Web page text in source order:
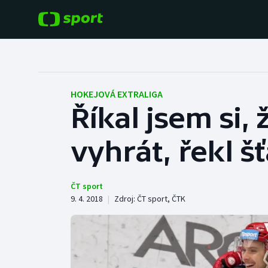
Hokej
Tenis
Cyklistika
Baseball a softbal
Basketbal
Boby a skeleton
Box
HOKEJOVÁ EXTRALIGA
Říkal jsem si,
vyhrát, řekl
ČT sport
9. 4. 2018 | Zdroj: ČT sport, ČTK